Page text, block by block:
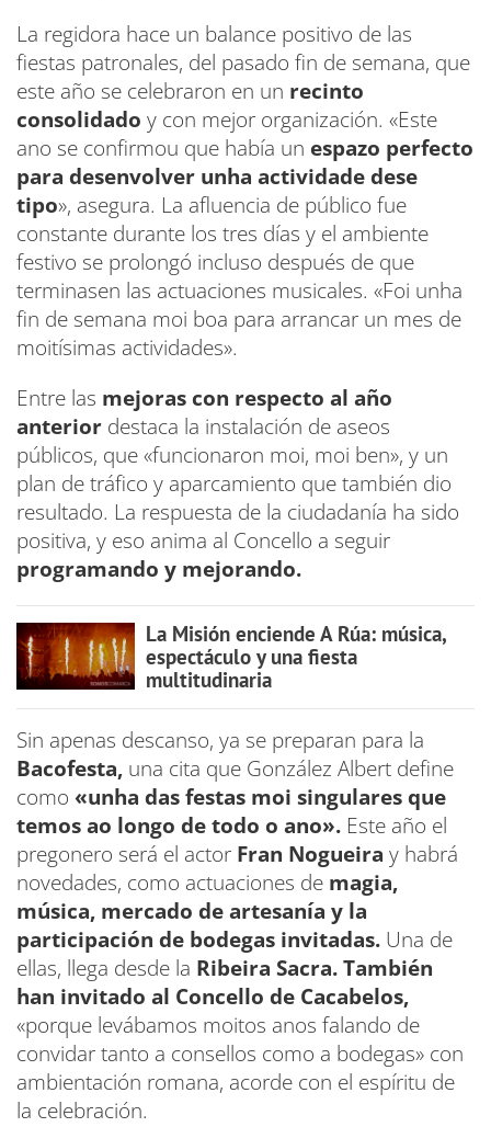
La regidora hace un balance positivo de las
fiestas patronales, del pasado fin de semana, que
este año se celebraron en un recinto
consolidado y con mejor organización. «Este
ano se confirmou que había un espazo perfecto
para desenvolver unha actividade dese
tipo», asegura. La afluencia de público fue
constante durante los tres días y el ambiente
festivo se prolongó incluso después de que
terminasen las actuaciones musicales. «Foi unha
fin de semana moi boa para arrancar un mes de
moitísimas actividades».
Entre las mejoras con respecto al año
anterior destaca la instalación de aseos
públicos, que «funcionaron moi, moi ben», y un
plan de tráfico y aparcamiento que también dio
resultado. La respuesta de la ciudadanía ha sido
positiva, y eso anima al Concello a seguir
programando y mejorando.
La Misión enciende A Rúa: música,
espectáculo y una fiesta
multitudinaria
Sin apenas descanso, ya se preparan para la
Bacofesta, una cita que González Albert define
como «unha das festas moi singulares que
temos ao longo de todo o ano». Este año el
pregonero será el actor Fran Nogueira y habrá
novedades, como actuaciones de magia,
música, mercado de artesanía y la
participación de bodegas invitadas. Una de
ellas, llega desde la Ribeira Sacra. También
han invitado al Concello de Cacabelos,
«porque levábamos moitos anos falando de
convidar tanto a consellos como a bodegas» con
ambientación romana, acorde con el espíritu de
la celebración.